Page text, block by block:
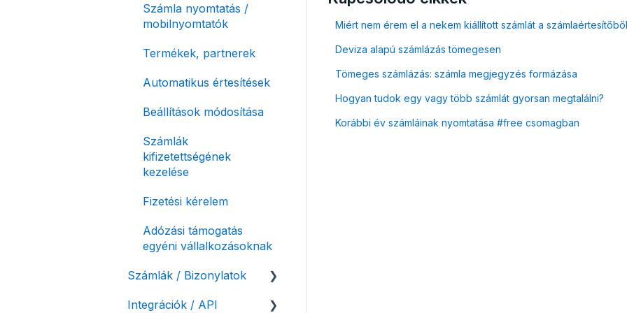
Miért nem érem el a nekem kiállított számlát a
Deviza alapú számlázás tömegesen
Tömeges számlázás: számla megjegyzés formázása
Hogyan tudok egy vagy több számlát gyorsan megtalálni?
Korábbi év számláinak nyomtatása #free csomagban
Számla nyomtatás /
mobilnyomtatók
Termékek, partnerek
Automatikus értesítések
Beállítások módosítása
Számlák
kifizetettségének
kezelése
Fizetési kérelem
Adózási támogatás
egyéni vállalkozásoknak
Számlák / Bizonylatok
Sztornó-, és helyesbítő
Integrációk / API